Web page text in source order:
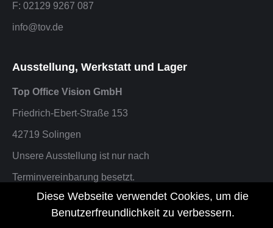
F: 02129 9267 087
info@tov.de
Ausstellung, Werkstatt und Lager
Top Office Vision GmbH
Friedrich-Ebert-Straße 153
42719 Solingen
Unsere Ausstellung ist nur nach
Terminvereinbarung besetzt.
F: 02129 9267 087 oder info@tov.de
Diese Webseite verwendet Cookies, um die
Benutzerfreundlichkeit zu verbessern.